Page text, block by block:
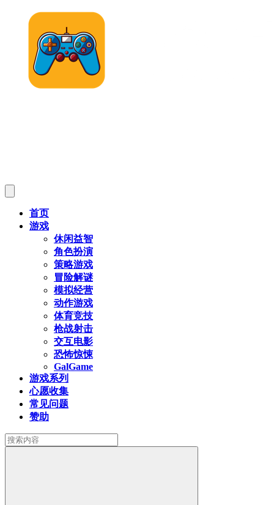
首页
游戏
休闲益智
角色扮演
策略游戏
冒险解谜
模拟经营
动作游戏
体育竞技
枪战射击
交互电影
恐怖惊悚
GalGame
游戏系列
心愿收集
常见问题
赞助